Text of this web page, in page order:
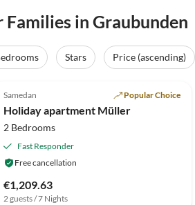
in Graubunden
Stars Price (ascending)
Super Host
Top-Listing
Samedan Popular Choice
Holiday apartment Müller
2 Bedrooms
Fast Responder
Free cancellation
€1,209.63
2 guests / 7 Nights